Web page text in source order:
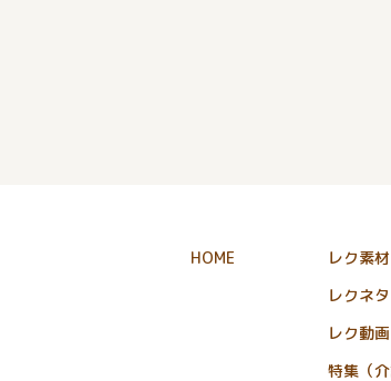
HOME
レク素材
レクネタ
レク動画
特集（